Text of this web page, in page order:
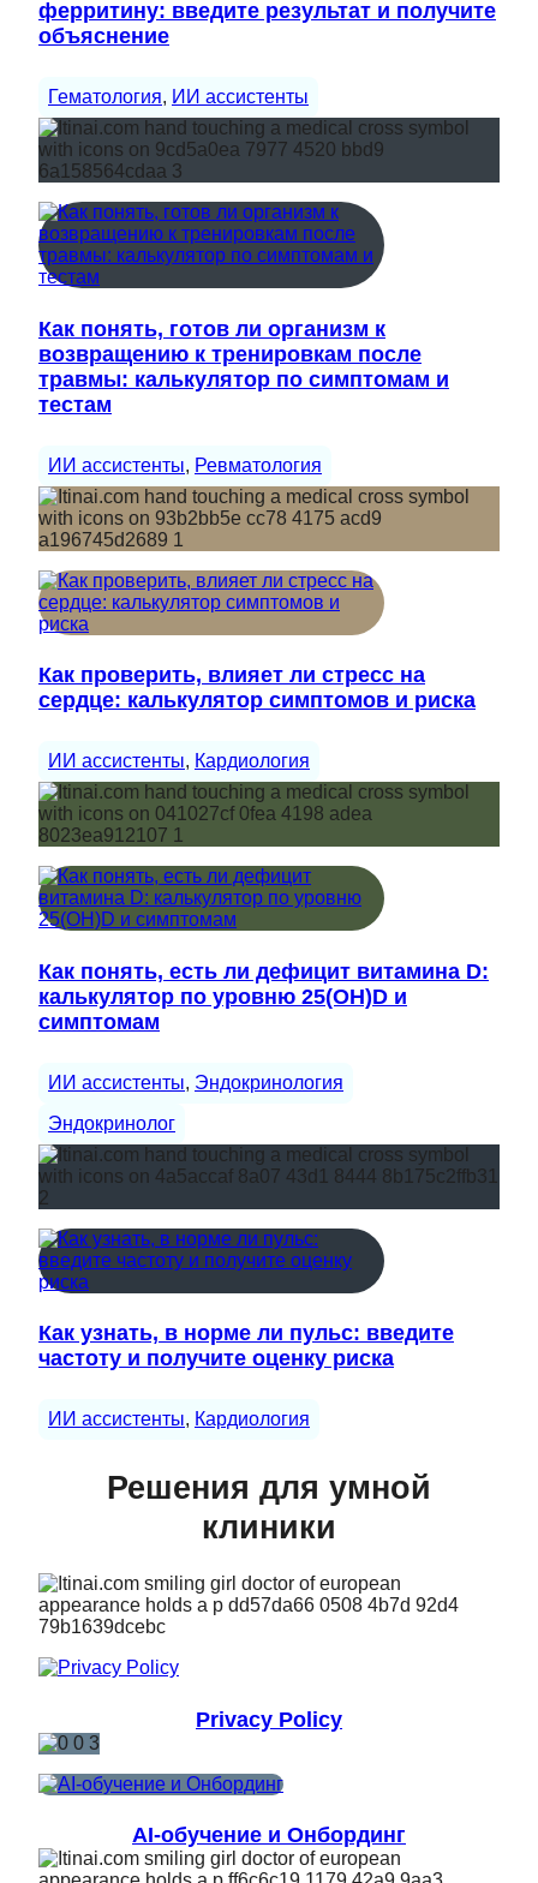
ферритину: введите результат и получите
объяснение
Гематология, ИИ ассистенты
Как понять, готов ли организм к
возвращению к тренировкам после
травмы: калькулятор по симптомам и
тестам
ИИ ассистенты, Ревматология
Как проверить, влияет ли стресс на
сердце: калькулятор симптомов и риска
ИИ ассистенты, Кардиология
Как понять, есть ли дефицит витамина D:
калькулятор по уровню 25(OH)D и
симптомам
ИИ ассистенты, Эндокринология
Эндокринолог
Как узнать, в норме ли пульс: введите
частоту и получите оценку риска
ИИ ассистенты, Кардиология
Решения для умной
клиники
Privacy Policy
AI-обучение и Онбординг